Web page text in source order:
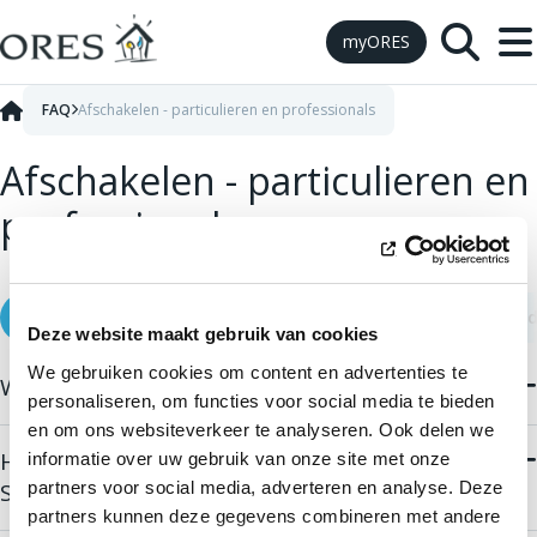
Deze website maakt gebruik van cookies
We gebruiken cookies om content en advertenties te
personaliseren, om functies voor social media te bieden
en om ons websiteverkeer te analyseren. Ook delen we
informatie over uw gebruik van onze site met onze
partners voor social media, adverteren en analyse. Deze
partners kunnen deze gegevens combineren met andere
Skip to Content
myORES
Afschakelen - particulieren en
professionals
FAQ Afschakelen - particulieren en professionals
Tijdens de
Waarom is er sprake van een afschakeling?
Deze winter wordt ons land geconfronteerd met de plotse
onbeschikbaarheid van meerdere nucleaire centrales. Het
evenwicht tussen productie en verbruik wordt hierdoor op
de proef gesteld. De bijkomende capaciteit die nodig is om
Hoe meld ik me aan voor de load shedding
SMS alert service?
Registreer jehier online. Onze service laat je onmiddellijk